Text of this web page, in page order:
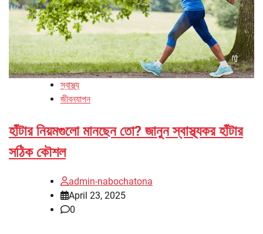
স্বাস্থ্য
জীবনযাপন
হাঁটার নিয়মগুলো মানছেন তো? জানুন স্বাস্থ্যকর হাঁটার
সঠিক কৌশল
admin-nabochatona
April 23, 2025
0